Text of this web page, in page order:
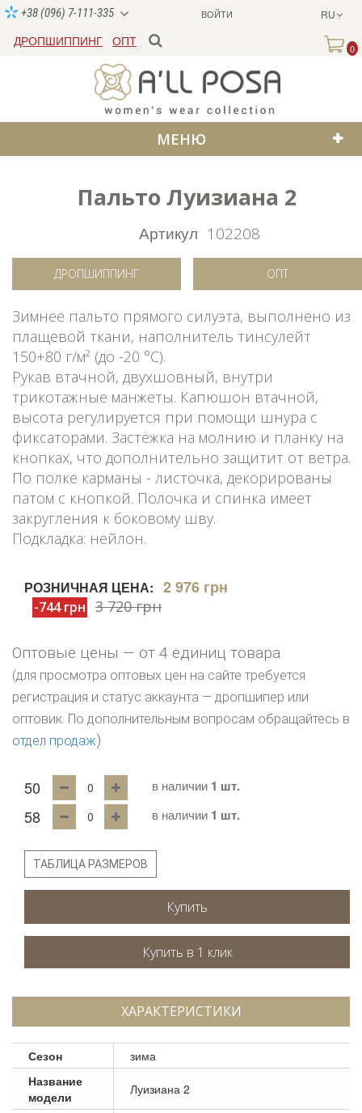
ВОЙТИ RU
+38 (096) 7-111-335
ДРОПШИППИНГ ОПТ
0
МЕНЮ
Пальто Луизиана 2
Артикул 102208
ДРОПШИППИНГ ОПТ
Зимнее пальто прямого силуэта, выполнено из
плащевой ткани, наполнитель тинсулейт
150+80 г/м² (до -20 °C).
Рукав втачной, двухшовный, внутри
трикотажные манжеты. Капюшон втачной,
высота регулируется при помощи шнура с
фиксаторами. Застёжка на молнию и планку на
кнопках, что дополнительно защитит от ветра.
По полке карманы - листочка, декорированы
патом с кнопкой. Полочка и спинка имеет
закругления к боковому шву.
Подкладка: нейлон.
РОЗНИЧНАЯ ЦЕНА: 2 976 грн
-744 грн 3 720 грн
Оптовые цены — от 4 единиц товара
(для просмотра оптовых цен на сайте требуется
регистрация и статус аккаунта — дропшипер или
оптовик. По дополнительным вопросам обращайтесь в
отдел продаж)
50 в наличии 1 шт.
58 в наличии 1 шт.
ТАБЛИЦА РАЗМЕРОВ
Купить
ХАРАКТЕРИСТИКИ
Сезон
зима
Название
модели
Луизиана 2